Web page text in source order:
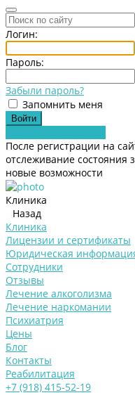
Логин:
Пароль:
Забыли пароль?
Запомнить меня
После регистрации на
отслеживание состояния
новые возможности
Клиника
Назад
Клиника
Лицензии и сертификаты
Юридическая
Сотрудники
Отзывы
Лечение алкоголизма
Лечение наркомании
Психиатрия
Цены
Блог
Контакты
Реабилитация
+7 (918) 415-52-19